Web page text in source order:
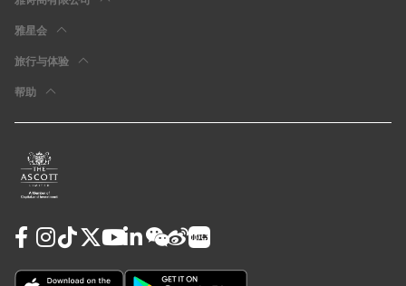
雅星会
旅行与体验
帮助